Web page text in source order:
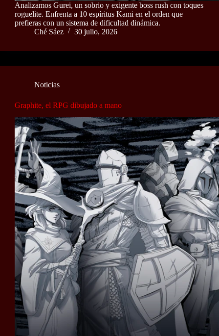
Analizamos Gurei, un sobrio y exigente boss rush con toques
roguelite. Enfrenta a 10 espíritus Kami en el orden que
prefieras con un sistema de dificultad dinámica.
Ché Sáez
30 julio, 2026
Noticias
Graphite, el RPG dibujado a mano